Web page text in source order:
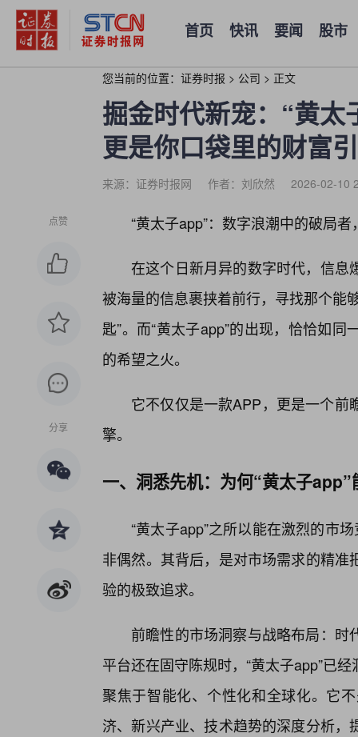
首页 快讯 要闻 股市
您当前的位置： 证券时报 > 公司 > 正文
掘金时代新宠：“黄
更是你口袋里的财富
来源：证券时报网 作者：刘欣然 2026-02-10
点赞
分享
“黄太子app”：数字浪潮中的破局
在这个日新月异的数字时代，信息
被海量的信息裹挟着前行，寻找那个能
匙”。而“黄太子app”的出现，恰恰如
的希望之火。
它不仅仅是一款APP，更是一个
擎。
一、洞悉先机：为何“黄太子app”
“黄太子app”之所以能在激烈的市
非偶然。其背后，是对市场需求的精
验的极致追求。
前瞻性的市场洞察与战略布局：
平台还在固守陈规时，“黄太子app”已
聚焦于智能化、个性化和全球化。它
济、新兴产业、技术趋势的深度分析